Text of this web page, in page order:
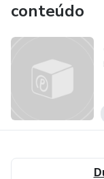
conteúdo